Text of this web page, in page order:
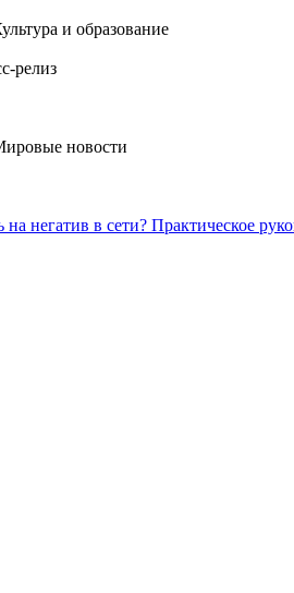
и образование
релиз
новости
негатив в сети? Практическое